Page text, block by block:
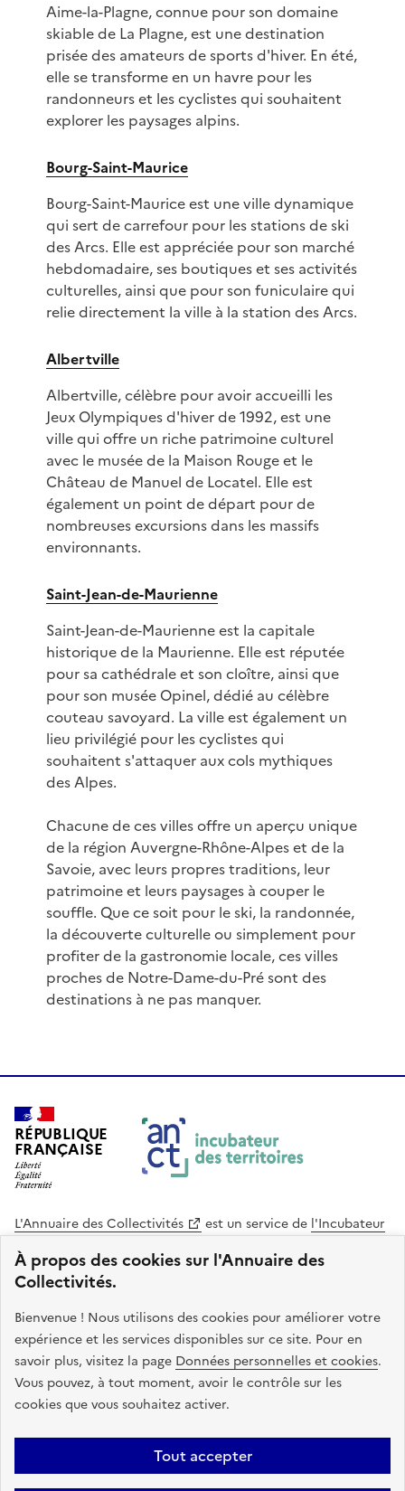
À propos des cookies sur l'Annuaire des
Collectivités.
Bienvenue ! Nous utilisons des cookies pour améliorer votre
expérience et les services disponibles sur ce site. Pour en
savoir plus, visitez la page Données personnelles et cookies.
Vous pouvez, à tout moment, avoir le contrôle sur les
cookies que vous souhaitez activer.
Tout accepter
Aime-la-Plagne, connue pour son domaine
skiable de La Plagne, est une destination
prisée des amateurs de sports d'hiver. En été,
elle se transforme en un havre pour les
randonneurs et les cyclistes qui souhaitent
explorer les paysages alpins.
Bourg-Saint-Maurice
Bourg-Saint-Maurice est une ville dynamique
qui sert de carrefour pour les stations de ski
des Arcs. Elle est appréciée pour son marché
hebdomadaire, ses boutiques et ses activités
culturelles, ainsi que pour son funiculaire qui
relie directement la ville à la station des Arcs.
Albertville
Albertville, célèbre pour avoir accueilli les
Jeux Olympiques d'hiver de 1992, est une
ville qui offre un riche patrimoine culturel
avec le musée de la Maison Rouge et le
Château de Manuel de Locatel. Elle est
également un point de départ pour de
nombreuses excursions dans les massifs
environnants.
Saint-Jean-de-Maurienne
Saint-Jean-de-Maurienne est la capitale
historique de la Maurienne. Elle est réputée
pour sa cathédrale et son cloître, ainsi que
pour son musée Opinel, dédié au célèbre
couteau savoyard. La ville est également un
lieu privilégié pour les cyclistes qui
souhaitent s'attaquer aux cols mythiques
des Alpes.
Chacune de ces villes offre un aperçu unique
de la région Auvergne-Rhône-Alpes et de la
Savoie, avec leurs propres traditions, leur
patrimoine et leurs paysages à couper le
souffle. Que ce soit pour le ski, la randonnée,
la découverte culturelle ou simplement pour
profiter de la gastronomie locale, ces villes
proches de Notre-Dame-du-Pré sont des
destinations à ne pas manquer.
RÉPUBLIQUE
FRANÇAISE
L'Annuaire des Collectivités est un service de l'Incubateur
des Territoires
Cohésion des Territoires
. Le code source de ce site web
est disponible en licence libre. Le design de ce site est conçu
avec le système de design de l’État.
legifrance.gouv.fr
info.gouv.fr
service-public.gouv.fr
data.gouv.fr
Plan du site Accessibilite : non conforme
Mentions légales
Politique de confidentialité
Gestion des cookies FAQ Kit de